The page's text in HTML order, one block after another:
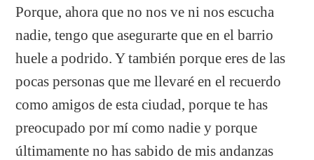
Porque, ahora que no nos ve ni nos escucha
nadie, tengo que asegurarte que en el barrio
huele a podrido. Y también porque eres de las
pocas personas que me llevaré en el recuerdo
como amigos de esta ciudad, porque te has
preocupado por mí como nadie y porque
últimamente no has sabido de mis andanzas